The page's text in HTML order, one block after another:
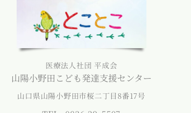
医療法人社団 平成会
山陽小野田こども発達支援センター
山口県山陽小野田市桜二丁目8番17号